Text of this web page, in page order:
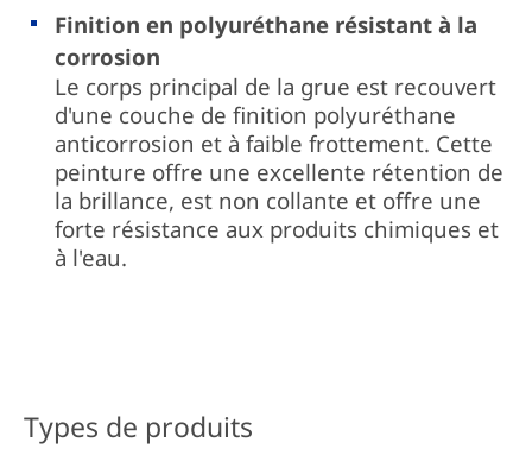
Finition en polyuréthane résistant à la
corrosion
Le corps principal de la grue est recouvert
d'une couche de finition polyuréthane
anticorrosion et à faible frottement. Cette
peinture offre une excellente rétention de
la brillance, est non collante et offre une
forte résistance aux produits chimiques et
à l'eau.
Types de produits